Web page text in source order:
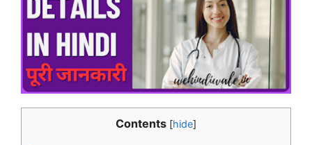
Contents [hide]